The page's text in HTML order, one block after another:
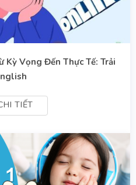
Kỳ Vọng Đến Thực Tế: Trải
TIẾT